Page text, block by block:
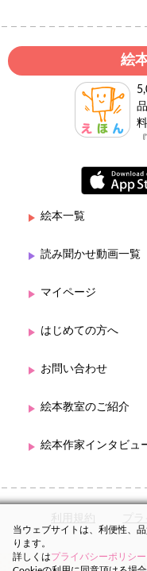
絵
絵本一覧
読み聞かせ動画一覧
マイページ
はじめての方へ
お問い合わせ
絵本教室のご紹介
絵本作家インタビュ
利用規約 プ
当ウェブサイトは、利便性、
ります。
詳しくはプライバシーポリシー